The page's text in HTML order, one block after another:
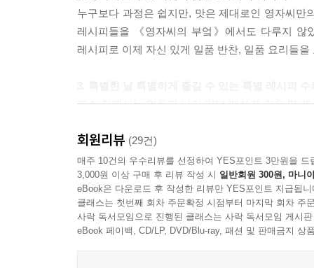
누구보다 과정은 쉽지만, 맛은 제대로인 영자씨
레시피들을 《영자씨의 부엌》에서도 다루지
레시피로 이제 자신 있게 일품 반찬, 일품 요리들을
평소 집에서는 엄두가 나지 않던 백설기 같은 떡
영자씨만의 초간단 특별 레시피를 담았습니다.
4. 개념을 짚어주는 영자씨만의 기초 가이드
계량하는 방법부터 불세기 맞추는 노하우까지
보관해야 하는지, 언제 어떤 음식에 어떤 양념들
담아, 요리의 기초부터 탄탄히 시작할 수 있도록 하
회원리뷰 (29건)
매주 10건의 우수리뷰를 선정하여 YES포인트 3만원을 드
3,000원 이상 구매 후 리뷰 작성 시 일반회원 300원, 마니
eBook은 다운로드 후 작성한 리뷰만 YES포인트 지급됩니
클래스는 첫번째 회차 주문확정 시점부터 마지막 회차 주
사락 독서모임으로 진행된 클래스는 사락 독서모임 게시
eBook 페이백, CD/LP, DVD/Blu-ray, 패션 및 판매금지 상